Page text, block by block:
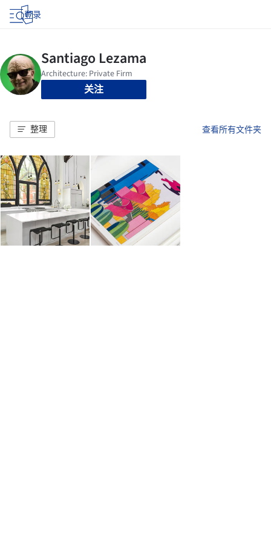
登录
关注
整理 查看所有文件夹